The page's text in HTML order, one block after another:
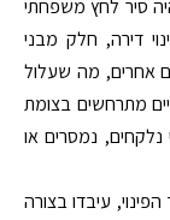
סיר לחץ משפחתי
דירה, חלק מבני
אחרים, מה שעלול
מתרחשים בצומת
נלקחים, נמסרים או
עיבדו בצורה